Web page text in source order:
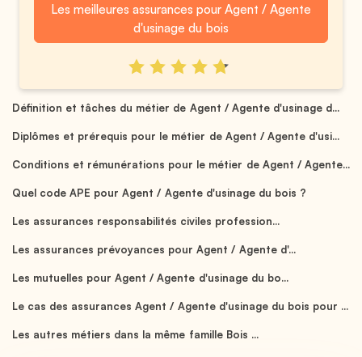
Les meilleures assurances pour Agent / Agente
d'usinage du bois
Définition et tâches du métier de Agent / Agente d'usinage d...
Diplômes et prérequis pour le métier de Agent / Agente d'usi...
Conditions et rémunérations pour le métier de Agent / Agente...
Quel code APE pour Agent / Agente d'usinage du bois ?
Les assurances responsabilités civiles profession...
Les assurances prévoyances pour Agent / Agente d'...
Les mutuelles pour Agent / Agente d'usinage du bo...
Le cas des assurances Agent / Agente d'usinage du bois pour ...
Les autres métiers dans la même famille Bois ...